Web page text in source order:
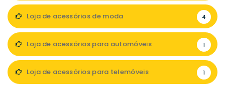
Loja de acessórios de moda 4
Loja de acessórios para automóveis 1
Loja de acessórios para telemóveis 1